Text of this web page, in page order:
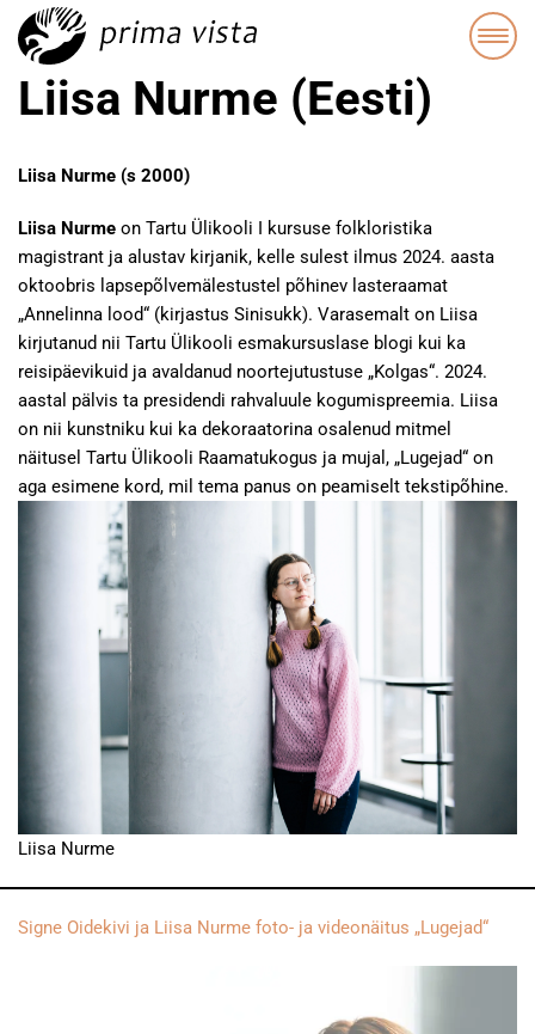
Liisa Nurme (Eesti)
Liisa Nurme (s 2000)
Liisa Nurme on Tartu Ülikooli I kursuse folkloristika
magistrant ja alustav kirjanik, kelle sulest ilmus 2024. aasta
oktoobris lapsepõlvemälestustel põhinev lasteraamat
„Annelinna lood“ (kirjastus Sinisukk). Varasemalt on Liisa
kirjutanud nii Tartu Ülikooli esmakursuslase blogi kui ka
reisipäevikuid ja avaldanud noortejutustuse „Kolgas“. 2024.
aastal pälvis ta presidendi rahvaluule kogumispreemia. Liisa
on nii kunstniku kui ka dekoraatorina osalenud mitmel
näitusel Tartu Ülikooli Raamatukogus ja mujal, „Lugejad“ on
aga esimene kord, mil tema panus on peamiselt tekstipõhine.
Liisa Nurme
Signe Oidekivi ja Liisa Nurme foto- ja videonäitus „Lugejad“